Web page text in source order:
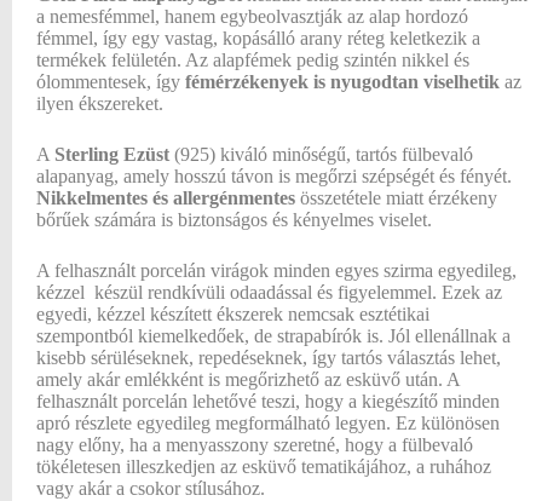
a nemesfémmel, hanem egybeolvasztják az alap hordozó
fémmel, így egy vastag, kopásálló arany réteg keletkezik a
termékek felületén. Az alapfémek pedig szintén nikkel és
ólommentesek, így fémérzékenyek is nyugodtan viselhetik az
ilyen ékszereket.
A Sterling Ezüst (925) kiváló minőségű, tartós fülbevaló
alapanyag, amely hosszú távon is megőrzi szépségét és fényét.
Nikkelmentes és allergénmentes összetétele miatt érzékeny
bőrűek számára is biztonságos és kényelmes viselet.
A felhasznált porcelán virágok minden egyes szirma egyedileg,
kézzel készül rendkívüli odaadással és figyelemmel. Ezek az
egyedi, kézzel készített ékszerek nemcsak esztétikai
szempontból kiemelkedőek, de strapabírók is. Jól ellenállnak a
kisebb sérüléseknek, repedéseknek, így tartós választás lehet,
amely akár emlékként is megőrizhető az esküvő után. A
felhasznált porcelán lehetővé teszi, hogy a kiegészítő minden
apró részlete egyedileg megformálható legyen. Ez különösen
nagy előny, ha a menyasszony szeretné, hogy a fülbevaló
tökéletesen illeszkedjen az esküvő tematikájához, a ruhához
vagy akár a csokor stílusához.